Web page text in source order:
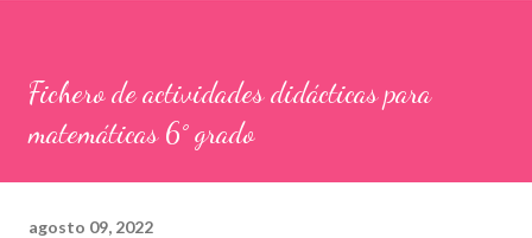
Fichero de actividades didácticas para
matemáticas 6° grado
agosto 09, 2022